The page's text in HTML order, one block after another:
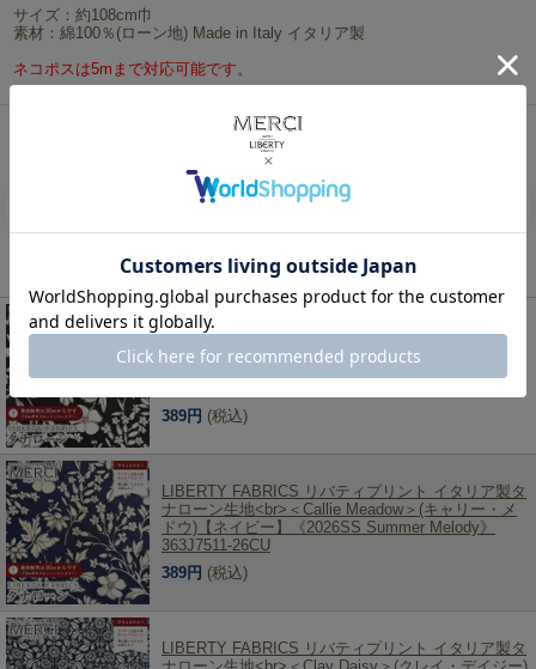
サイズ：約108cm巾
素材：綿100％(ローン地) Made in Italy イタリア製
ネコポスは5mまで対応可能です。
リバティ・ファブリックス、生地の通販メルシー> シーズン限定柄（2009秋冬～）
> LIBERTY FABRICS リバティプリント イタリア製タナローン生
地＜Callie Meadow＞(キャリー・メドウ)【すみ黒】《2026SS Summer Melody》363J7511-
この商品を見た人は、こちらの商品もチェックしています！
LIBERTY FABRICS リバティプリント イタリア製タ
ナローン生地<br>＜Callie Meadow＞(キャリー・メ
ドウ)【ブラック】《2026SS Summer Melody》
389円 (税込)
LIBERTY FABRICS リバティプリント イタリア製タ
ナローン生地<br>＜Callie Meadow＞(キャリー・メ
ドウ)【ネイビー】《2026SS Summer Melody》
363J7511-26CU
389円 (税込)
LIBERTY FABRICS リバティプリント イタリア製タ